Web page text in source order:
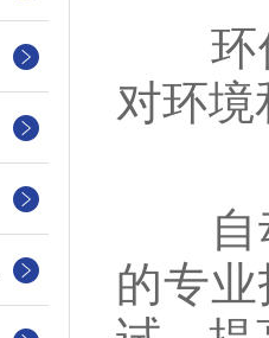
环保
对环
自动
的专